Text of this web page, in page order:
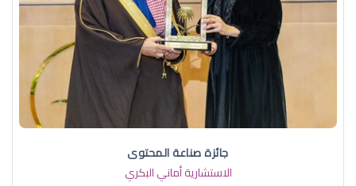
جائزة صناعة المحتوى
الاستشارية أماني البكري